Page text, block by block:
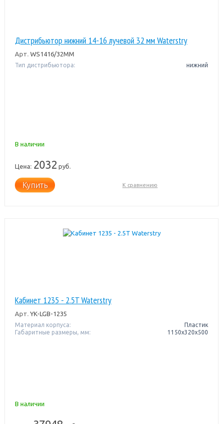
Дистрибьютор нижний 14-16 лучевой 32 мм Waterstry
Арт. WS1416/32ММ
Тип дистрибьютора: нижний
В наличии
Цена: 2032 руб.
Купить К сравнению
Кабинет 1235 - 2.5T Waterstry
Арт. YK-LGB-1235
Материал корпуса:
Пластик
Габаритные размеры, мм:
1150х320х500
В наличии